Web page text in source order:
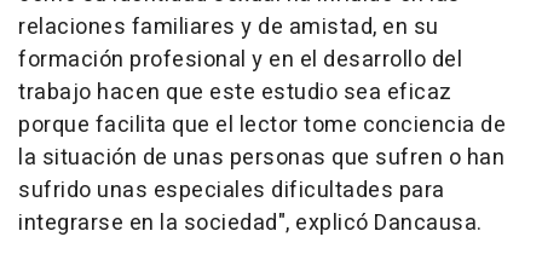
relaciones familiares y de amistad, en su
formación profesional y en el desarrollo del
trabajo hacen que este estudio sea eficaz
porque facilita que el lector tome conciencia de
la situación de unas personas que sufren o han
sufrido unas especiales dificultades para
integrarse en la sociedad", explicó Dancausa.